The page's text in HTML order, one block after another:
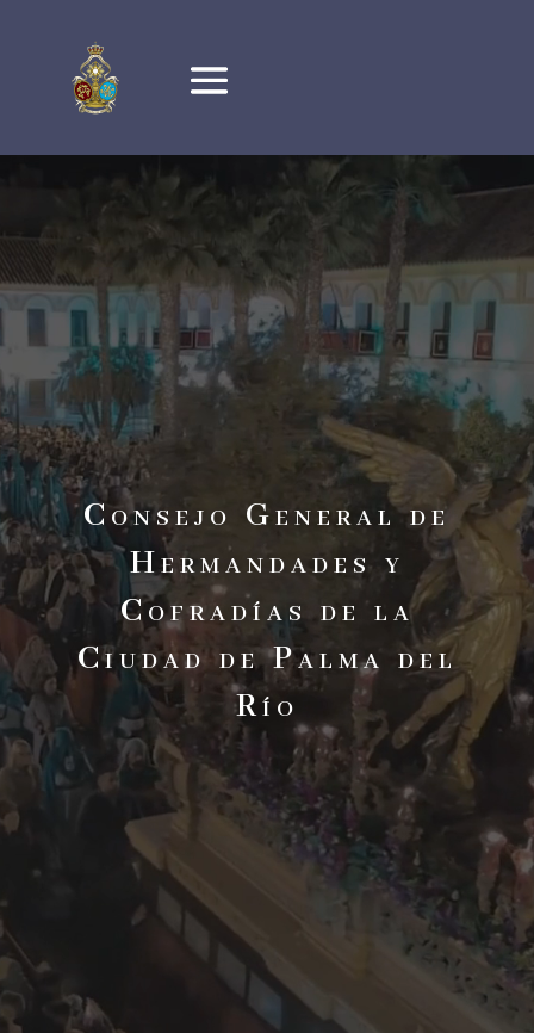
Consejo General de
Hermandades y
Cofradías de la
Ciudad de Palma del
Río
Reproductor
vídeo